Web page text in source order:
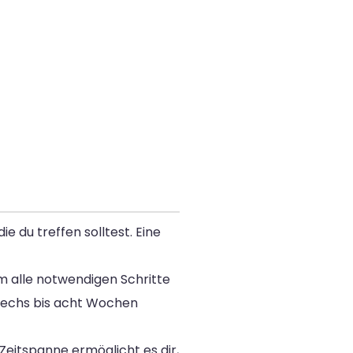
du treffen solltest. Eine
alle notwendigen Schritte
bis acht Wochen